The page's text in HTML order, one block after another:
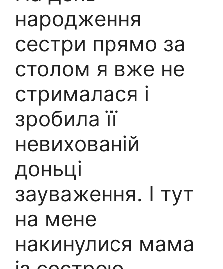
народження
сестри прямо за
столом я вже не
стрималася і
зробила її
невихованій
доньці
зауваження. І тут
на мене
накинулися мама